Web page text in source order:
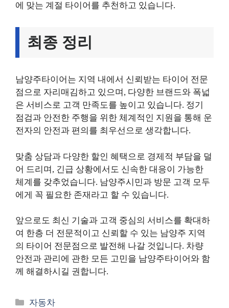
에 맞는 계절 타이어를 추천하고 있습니다.
최종 정리
남양주타이어는 지역 내에서 신뢰받는 타이어 전문
점으로 자리매김하고 있으며, 다양한 브랜드와 폭넓
은 서비스로 고객 만족도를 높이고 있습니다. 정기
점검과 안전한 주행을 위한 체계적인 지원을 통해 운
전자의 안전과 편의를 최우선으로 생각합니다.
맞춤 상담과 다양한 할인 혜택으로 경제적 부담을 덜
어 드리며, 긴급 상황에서도 신속한 대응이 가능한
체계를 갖추었습니다. 남양주시민과 방문 고객 모두
에게 꼭 필요한 존재라고 할 수 있습니다.
앞으로도 최신 기술과 고객 중심의 서비스를 확대하
여 한층 더 전문적이고 신뢰할 수 있는 남양주 지역
의 타이어 전문점으로 발전해 나갈 것입니다. 차량
안전과 관리에 관한 모든 고민을 남양주타이어와 함
께 해결하시길 권합니다.
카
자동차